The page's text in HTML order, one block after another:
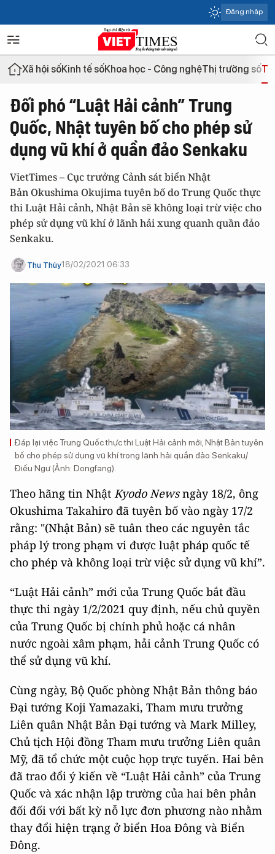
Đăng nhập
Xã hội sốKinh tế sốKhoa học - Công nghệThị trường số
Đối phó “Luật Hải cảnh” Trung
Quốc, Nhật tuyên bố cho phép sử
dụng vũ khí ở quần đảo Senkaku
VietTimes – Cục trưởng Cảnh sát biển Nhật
Bản Okushima Okujima tuyên bố do Trung Quốc thực
thi Luật Hải cảnh, Nhật Bản sẽ không loại trừ việc cho
phép sử dụng vũ khí ở lãnh hải xung quanh quần đảo
Senkaku.
Thu Thủy18/02/2021 06:33
Đáp lại việc Trung Quốc thực thi Luật Hải cảnh mới, Nhật Bản tuyên
bố cho phép sử dụng vũ khí trong lãnh hải quần đảo Senkaku/
Điếu Ngư (Ảnh: Dongfang).
Theo hãng tin Nhật Kyodo Newsngày 18/2, ông
Okushima Takahiro đã tuyên bố vào ngày 17/2
rằng: "(Nhật Bản) sẽ tuân theo các nguyên tắc
pháp lý trong phạm vi được luật pháp quốc tế
cho phép và không loại trừ việc sử dụng vũ khí”.
“Luật Hải cảnh” mới của Trung Quốc bắt đầu
thực thi ngày 1/2/2021 quy định, nếu chủ quyền
của Trung Quốc bị chính phủ hoặc cá nhân
nước ngoài xâm phạm, hải cảnh Trung Quốc có
thể sử dụng vũ khí.
Cùng ngày, Bộ Quốc phòng Nhật Bản thông báo
Đại tướng Koji Yamazaki, Tham mưu trưởng
Liên quân Nhật Bản Đại tướng và Mark Milley,
Chủ tịch Hội đồng Tham mưu trưởng Liên quân
Mỹ, đã tổ chức một cuộc họp trực tuyến. Hai bên
đã trao đổi ý kiến về “Luật Hải cảnh” của Trung
Quốc và xác nhận lập trường của hai bên phản
đối đối với bất kỳ nỗ lực đơn phương nào nhằm
thay đổi hiện trạng ở biển Hoa Đông và Biển
Đông.